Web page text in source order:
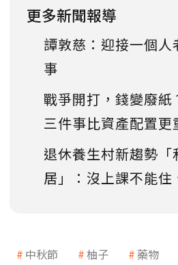
更多新聞報導
譚敦慈：迎接一個
事
戰爭開打，錢變廢紙
三件事比資產配置更
退休養生村新趨勢「
居」：沒上課不能
中秋節 柚子 藥物